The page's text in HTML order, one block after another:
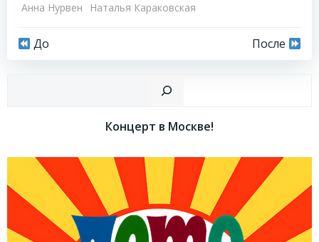
Анна Нурвен
Наталья Караковская
Навигация
записям
До
Навигация
по
записям
После
Концерт в Москве!